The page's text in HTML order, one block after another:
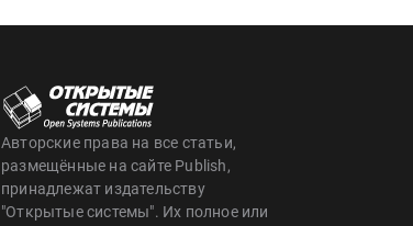
Авторские права на все статьи,
размещённые на сайте Publish,
принадлежат издательству
"Открытые системы". Их полное или